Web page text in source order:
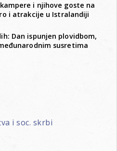
i njihove goste na
i atrakcije u Istralandiji
Dan ispunjen plovidbom,
susretima
i soc. skrbi